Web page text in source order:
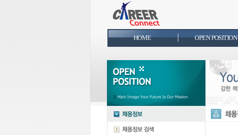
HOME OPEN POSITION